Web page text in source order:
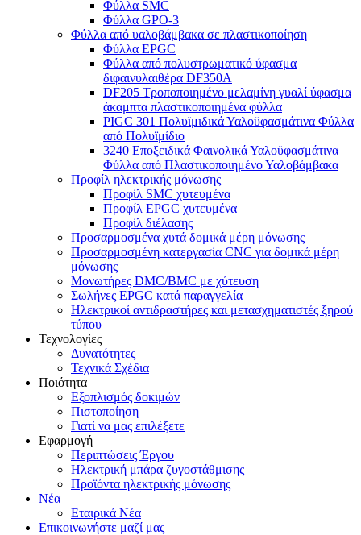
Φύλλα SMC
Φύλλα GPO-3
Φύλλα από υαλοβάμβακα σε πλαστικοποίηση
Φύλλα EPGC
Φύλλα από πολυστρωματικό ύφασμα
διφαινυλαιθέρα DF350A
DF205 Τροποποιημένο μελαμίνη γυαλί ύφασμα
άκαμπτα πλαστικοποιημένα φύλλα
PIGC 301 Πολυϊμιδικά Υαλοϋφασμάτινα Φύλλα
από Πολυϊμίδιο
3240 Εποξειδικά Φαινολικά Υαλοϋφασμάτινα
Φύλλα από Πλαστικοποιημένο Υαλοβάμβακα
Προφίλ ηλεκτρικής μόνωσης
Προφίλ SMC χυτευμένα
Προφίλ EPGC χυτευμένα
Προφίλ διέλασης
Προσαρμοσμένα χυτά δομικά μέρη μόνωσης
Προσαρμοσμένη κατεργασία CNC για δομικά μέρη
μόνωσης
Μονωτήρες DMC/BMC με χύτευση
Σωλήνες EPGC κατά παραγγελία
Ηλεκτρικοί αντιδραστήρες και μετασχηματιστές ξηρού
τύπου
Τεχνολογίες
Δυνατότητες
Τεχνικά Σχέδια
Ποιότητα
Εξοπλισμός δοκιμών
Πιστοποίηση
Γιατί να μας επιλέξετε
Εφαρμογή
Περιπτώσεις Έργου
Ηλεκτρική μπάρα ζυγοστάθμισης
Προϊόντα ηλεκτρικής μόνωσης
Νέα
Εταιρικά Νέα
Επικοινωνήστε μαζί μας